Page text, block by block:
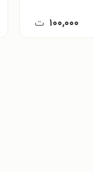
۱۰۰,۰۰۰ ت